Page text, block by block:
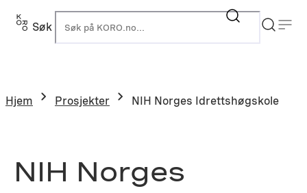
Hopp
Søk
Hjem Prosjekter NIH Norges Idrettshøgskole
NIH Norges